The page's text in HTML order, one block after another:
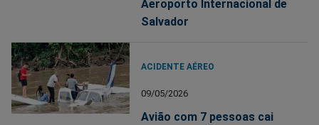
Aeroporto Internacional de
Salvador
ACIDENTE AÉREO
09/05/2026
Avião com 7 pessoas cai